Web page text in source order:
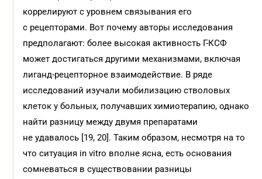
коррелируют с уровнем связывания его
с рецепторами. Вот почему авторы исследования
предполагают: более высокая активность Г-КСФ
может достигаться другими механизмами, включая
лиганд-рецепторное взаимодействие. В ряде
исследований изучали мобилизацию стволовых
клеток у больных, получавших химиотерапию, однако
найти разницу между двумя препаратами
не удавалось [19, 20]. Таким образом, несмотря на то
что ситуация in vitro вполне ясна, есть основания
сомневаться в существовании разницы